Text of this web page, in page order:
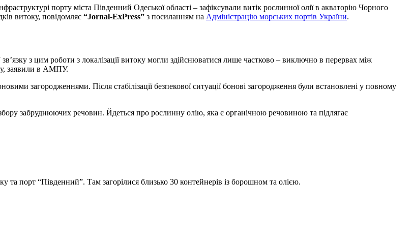
витоку, повідомляє “Jornal-ExPress” з посиланням на Адміністрацію морських портів України.
з цим роботи з локалізації витоку могли здійснюватися лише частково – виключно в перервах між
заявили в АМПУ.
загородженнями. Після стабілізації безпекової ситуації бонові загородження були встановлені у повному
та порт “Південний”. Там загорілися близько 30 контейнерів із борошном та олією.